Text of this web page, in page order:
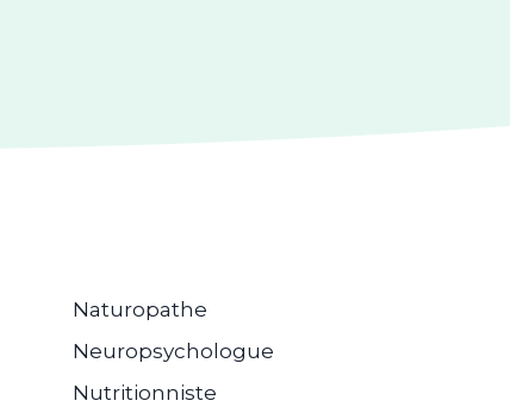
Naturopathe
Neuropsychologue
Nutritionniste